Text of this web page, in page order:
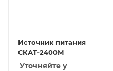
Источник питания
СКАТ-2400М
Уточняйте у